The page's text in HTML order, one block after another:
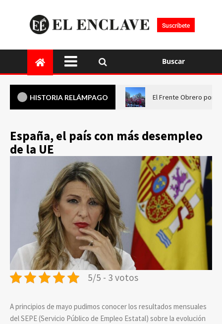
Suscríbete
Buscar
HISTORIA RELÁMPAGO El Frente Obrero pone
España, el país con más desempleo
de la UE
5/5 - 3 votos
A principios de mayo pudimos conocer los resultados mensuales
del SEPE (Servicio Público de Empleo Estatal) sobre la evolución